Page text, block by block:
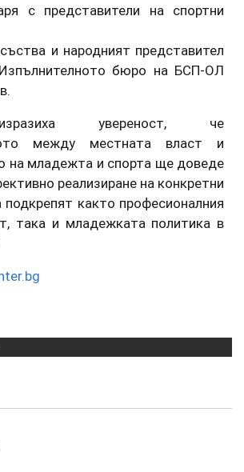
с представители на спортни
и народният представител
бюро на БСП-ОЛ
увереност, че
между местната власт и
на младежта и спорта ще доведе
реализиране на конкретни
както професионалния
така и младежката политика в